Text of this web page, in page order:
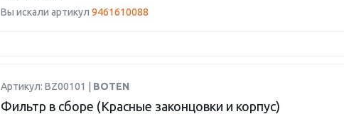
Вы искали артикул 9461610088
Артикул: BZ00101 | BOTEN
Фильтр в сборе (Красные законцовки и корпус)